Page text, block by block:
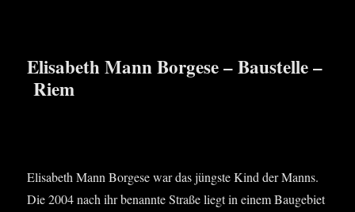
Elisabeth Mann Borgese – Baustelle –
Riem
Eli­sa­beth Mann Bor­ge­se war das jüngs­te Kind der Manns.
Die 2004 nach ihr benann­te Stra­ße liegt in einem Bau­ge­biet